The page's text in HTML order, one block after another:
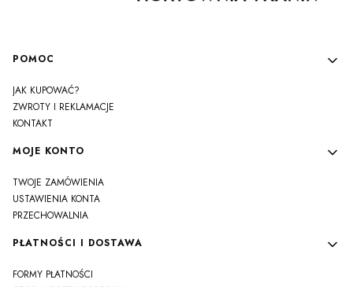
Linki w stopce
POMOC
JAK KUPOWAĆ?
ZWROTY I REKLAMACJE
KONTAKT
MOJE KONTO
TWOJE ZAMÓWIENIA
USTAWIENIA KONTA
PRZECHOWALNIA
PŁATNOŚCI I DOSTAWA
FORMY PŁATNOŚCI